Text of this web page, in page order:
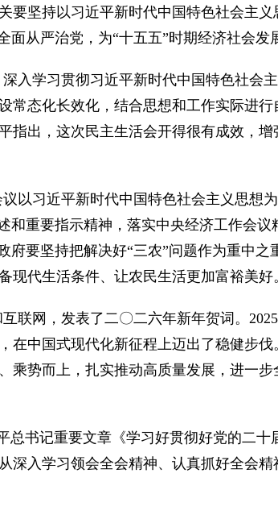
要坚持以习近平新时代中国特色社会主
从严治党，为“十五五”时期经济社会发
入学习贯彻习近平新时代中国特色社会
态化长效化，结合思想和工作实际进行
指出，这次民主生活会开得很有成效，
以习近平新时代中国特色社会主义思想
和重要指示精神，落实中央经济工作会
府要坚持把解决好“三农”问题作为重中
代生活条件、让农民生活更加富裕美好
联网，发表了二〇二六年新年贺词。
中国式现代化新征程上迈出了稳健步
势而上，扎实推动高质量发展，进一
总书记重要文章《学习好贯彻好党的二
深入学习领会全会精神、认真抓好全会